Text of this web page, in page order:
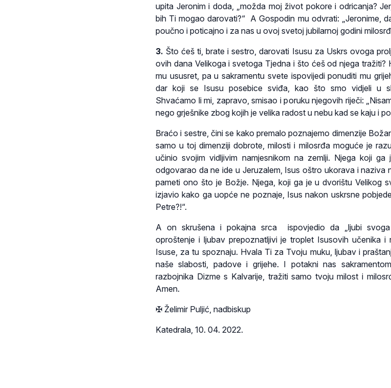
upita Jeronim i doda, „možda moj život pokore i odricanja?
bih Ti mogao darovati?“ A Gospodin mu odvrati: „Jeronime,
poučno i poticajno i za nas u ovoj svetoj jubilarnoj godini
3. Što ćeš ti, brate i sestro, darovati Isusu za Uskrs ovoga
ovih dana Velikoga i svetoga Tjedna i što ćeš od njega tražiti?
mu ususret, pa u sakramentu svete ispovijedi ponuditi mu
dar koji se Isusu posebice sviđa, kao što smo vidjeli u
Shvaćamo li mi, zapravo, smisao i poruku njegovih riječi:
nego grješnike zbog kojih je velika radost u nebu kad se kaju i
Braćo i sestre, čini se kako premalo poznajemo dimenzije
samo u toj dimenziji dobrote, milosti i milosrđa moguće je
učinio svojim vidljivim namjesnikom na zemlji. Njega koji ga
odgovarao da ne ide u Jeruzalem, Isus oštro ukorava i naziva
pameti ono što je Božje. Njega, koji ga je u dvorištu Velikog
izjavio kako ga uopće ne poznaje, Isus nakon uskrsne
Petre?!“.
A on skrušena i pokajna srca ispovjedio da „ljubi svoga
oproštenje i ljubav prepoznatljivi je troplet Isusovih učenika i
Isuse, za tu spoznaju. Hvala Ti za Tvoju muku, ljubav i
naše slabosti, padove i grijehe. I potakni nas
razbojnika Dizme s Kalvarije, tražiti samo tvoju milost i
Amen.
✠ Želimir Puljić, nadbiskup
Katedrala, 10. 04. 2022.